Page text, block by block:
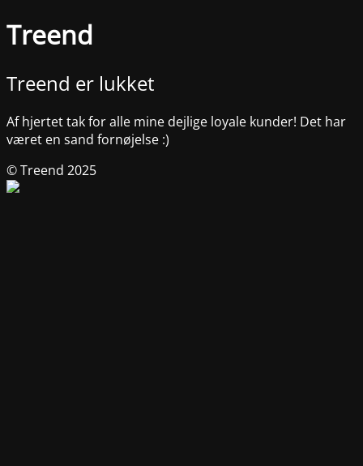
Treend
Treend er lukket
Af hjertet tak for alle mine dejlige loyale kunder! Det har
været en sand fornøjelse :)
© Treend 2025